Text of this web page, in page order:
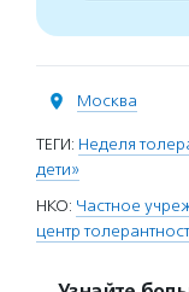
Москва
ТЕГИ: Неделя
дети»
НКО: Частное
центр